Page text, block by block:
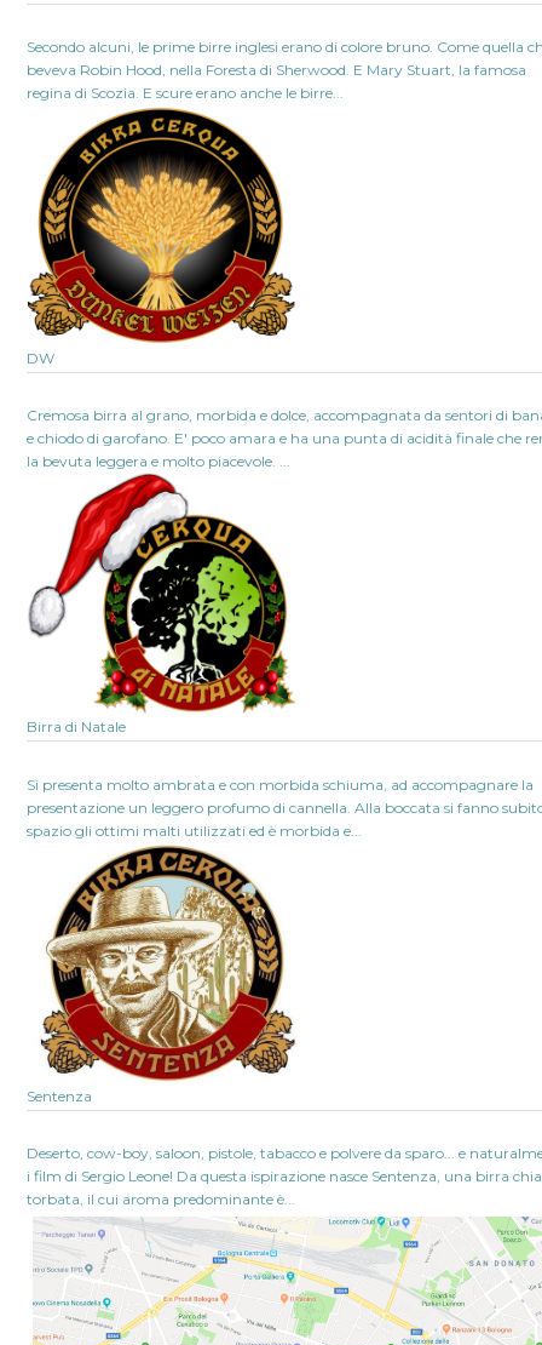
Secondo alcuni, le prime birre inglesi erano di colore bruno. Come quella
beveva Robin Hood, nella Foresta di Sherwood. E Mary Stuart, la famosa
regina di Scozia. E scure erano anche le birre...
DW
Cremosa birra al grano, morbida e dolce, accompagnata da sentori di
e chiodo di garofano. E' poco amara e ha una punta di acidità finale che
la bevuta leggera e molto piacevole. ...
Birra di Natale
Si presenta molto ambrata e con morbida schiuma, ad accompagnare la
presentazione un leggero profumo di cannella. Alla boccata si fanno
spazio gli ottimi malti utilizzati ed è morbida e...
Sentenza
Deserto, cow-boy, saloon, pistole, tabacco e polvere da sparo... e
i film di Sergio Leone! Da questa ispirazione nasce Sentenza, una birra
torbata, il cui aroma predominante è...